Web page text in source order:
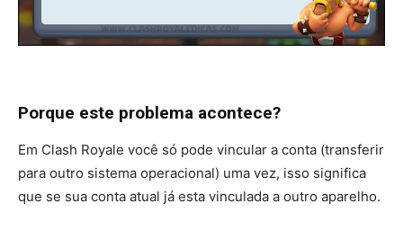
Porque este problema acontece?
Em Clash Royale você só pode vincular a conta (transferir
para outro sistema operacional) uma vez, isso significa
que se sua conta atual já esta vinculada a outro aparelho.